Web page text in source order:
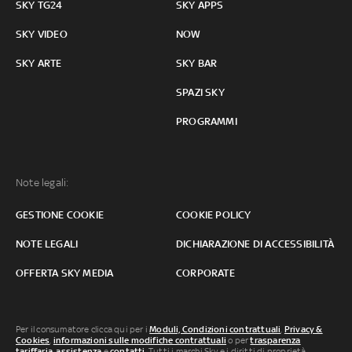
SKY TG24
SKY VIDEO
SKY ARTE
SKY APPS
NOW
SKY BAR
SPAZI SKY
PROGRAMMI
Note legali:
GESTIONE COOKIE COOKIE POLICY
NOTE LEGALI DICHIARAZIONE DI ACCESSIBILITÀ
OFFERTA SKY MEDIA CORPORATE
Per il consumatore clicca qui per iModuli, Condizioni contrattuali, Privacy &
Cookies, informazioni sulle modifiche contrattuali o pertrasparenza